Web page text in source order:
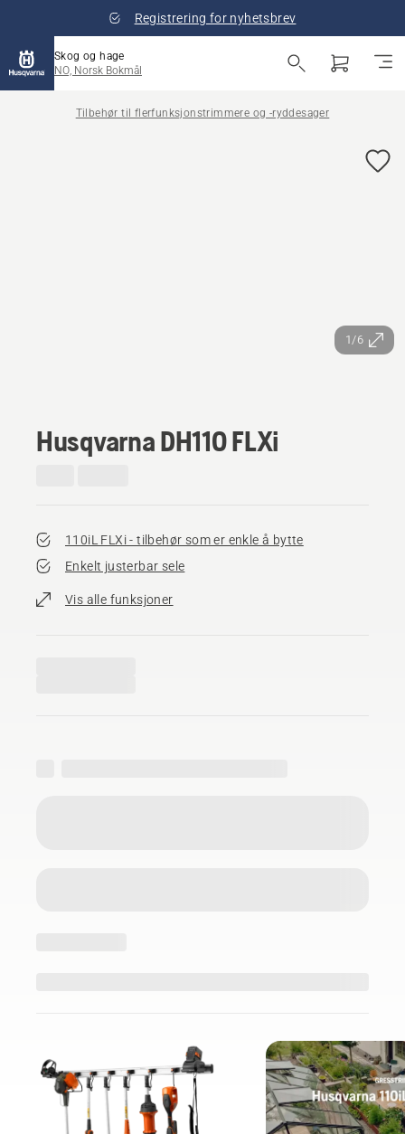
Registrering for nyhetsbrev
Skog og hage
NO, Norsk Bokmål
Tilbehør til flerfunksjonstrimmere og -ryddesager
1/6
Husqvarna DH110 FLXi
110iL FLXi - tilbehør som er enkle å bytte
Enkelt justerbar sele
Vis alle funksjoner